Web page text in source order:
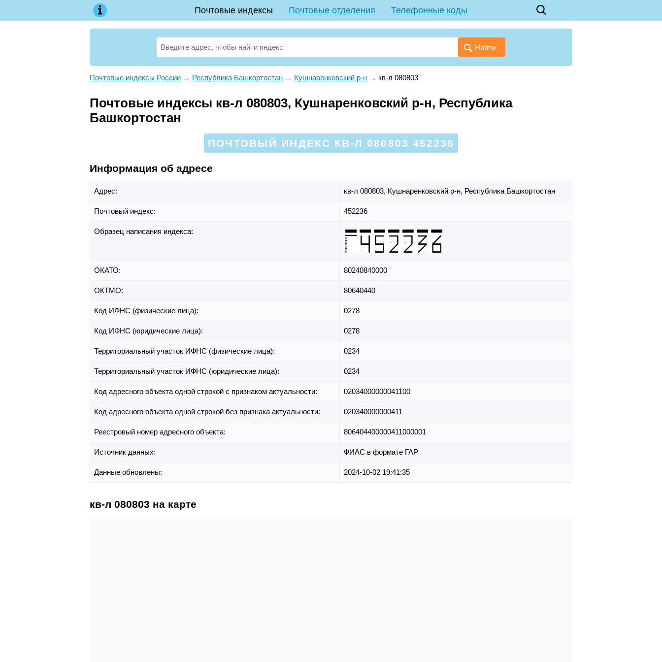
Почтовые индексы Почтовые отделения Телефонные коды
Найти
Почтовые индексы России → Республика Башкортостан → Кушнаренковский р-н → кв-л 080803
Почтовые индексы кв-л 080803, Кушнаренковский р-н, Республика
Башкортостан
ПОЧТОВЫЙ ИНДЕКС КВ-Л 080803 452236
Информация об адресе
Адрес: кв-л 080803, Кушнаренковский р-н, Республика Башкортостан
Почтовый индекс: 452236
Образец написания индекса:
ОКАТО: 80240840000
ОКТМО: 80640440
Код ИФНС (физические лица): 0278
Код ИФНС (юридические лица): 0278
Территориальный участок ИФНС (физические лица): 0234
Территориальный участок ИФНС (юридические лица): 0234
Код адресного объекта одной строкой с признаком актуальности: 02034000000041100
Код адресного объекта одной строкой без признака актуальности: 020340000000411
Реестровый номер адресного объекта: 806404400000411000001
Источник данных: ФИАС в формате ГАР
Данные обновлены: 2024-10-02 19:41:35
кв-л 080803 на карте